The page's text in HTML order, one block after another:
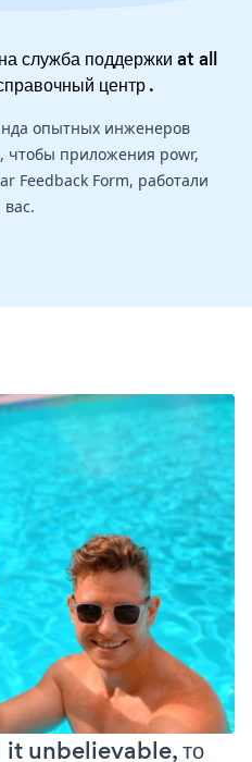
служба поддержки at all
центр.
опытных инженеров
чтобы приложения powr,
Feedback Form, работали
вас.
it unbelievable, то